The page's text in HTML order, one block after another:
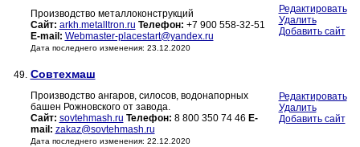
Производство металлоконструкций
Сайт: arkh.metalltron.ru Телефон: +7 900 558-32-51
E-mail: Webmaster-placestart@yandex.ru
Дата последнего изменения: 23.12.2020
Редактировать
Удалить
Добавить сайт
49. Совтехмаш
Производство ангаров, силосов, водонапорных
башен Рожновского от завода.
Сайт: sovtehmash.ru Телефон: 8 800 350 74 46 E-
mail: zakaz@sovtehmash.ru
Дата последнего изменения: 22.12.2020
Редактировать
Удалить
Добавить сайт